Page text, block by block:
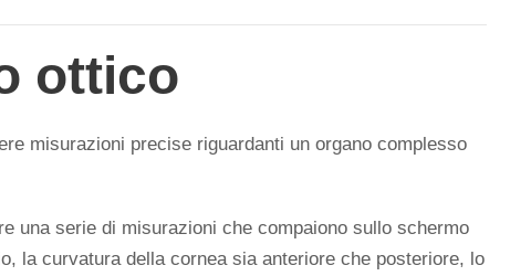
ottico
misurazioni precise riguardanti un organo complesso
una serie di misurazioni che compaiono sullo schermo
la curvatura della cornea sia anteriore che posteriore, lo